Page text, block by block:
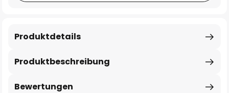
Produktbeschreibung
Produktdetails
Bewertungen